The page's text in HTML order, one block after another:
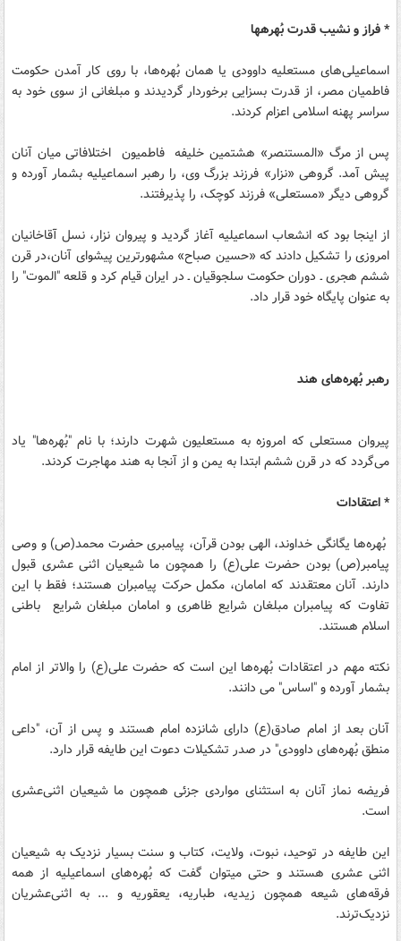
* فراز و نشیب قدرت بُهره‎ها
اسماعیلی‌های مستعلیه داوودی یا همان بُهره‌ها، با روی کار آمدن حکومت
فاطمیان مصر، از قدرت بسزایی برخوردار گردیدند و مبلغانی از سوی خود به
سراسر پهنه اسلامی اعزام کردند.
پس از مرگ «المستنصر» هشتمین خلیفه فاطمیون اختلافاتی میان آنان
پیش آمد. گروهی «نزار» فرزند بزرگ وی، را رهبر اسماعیلیه بشمار آورده و
گروهی دیگر «مستعلی» فرزند کوچک، را پذیرفتند.
از اینجا بود که انشعاب اسماعیلیه آغاز گردید و پیروان نزار، نسل آقاخانیان
امروزی را تشکیل دادند که «حسین صباح» مشهورترین پیشوای آنان،در قرن
ششم هجری ـ دوران حکومت سلجوقیان ـ در ایران قیام کرد و قلعه "الموت" را
به عنوان پایگاه خود قرار داد.
رهبر بُهره‌های هند
پیروان مستعلی که امروزه به مستعلیون شهرت دارند؛ با نام "بُهره‌ها" یاد
می‌گردد که در قرن ششم ابتدا به یمن و از آنجا به هند مهاجرت کردند.
* اعتقادات
بُهره‌ها یگانگی خداوند، الهی بودن قرآن، پیامبری حضرت محمد‌(ص) و وصی
پیامبر(ص) بودن حضرت علی‌(ع) را همچون ما شیعیان اثنی عشری قبول
دارند. آنان معتقدند که امامان، مکمل حرکت پیامبران هستند؛ فقط با این
تفاوت که پیامبران مبلغان شرایع ظاهری و امامان مبلغان شرایع باطنی
اسلام هستند.
نکته مهم در اعتقادات بُهره‌ها این است که حضرت علی(ع) را والاتر از امام
بشمار آورده و "اساس" می دانند.
آنان بعد از امام صادق‌(ع) دارای شانزده امام هستند و پس از آن، "داعی
منطق بُهره‌های داوودی" در صدر تشکیلات دعوت این طایفه قرار دارد.
فریضه نماز آنان به استثنای مواردی جزئی همچون ما شیعیان اثنی‌عشری
است.
این طایفه در توحید، نبوت، ولایت، کتاب و سنت بسیار نزدیک به شیعیان
اثنی عشری هستند و حتی می‎توان گفت که بُهره‌های اسماعیلیه از همه
فرقه‌های شیعه همچون زیدیه، طباریه، یعقوریه و ... به اثنی‌عشریان
نزدیک‌ترند.